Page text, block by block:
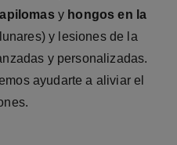
y hongos en la
y lesiones de la
y personalizadas.
ayudarte a aliviar el